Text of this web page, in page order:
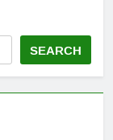
SEARCH